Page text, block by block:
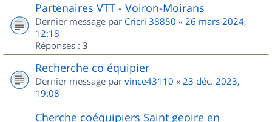
Partenaires VTT - Voiron-Moirans
Dernier message par Cricri 38850 « 26 mars 2024,
12:18
Réponses : 3
Recherche co équipier
Dernier message par vince43110 « 23 déc. 2023,
19:08
Cherche coéquipiers Saint geoire en